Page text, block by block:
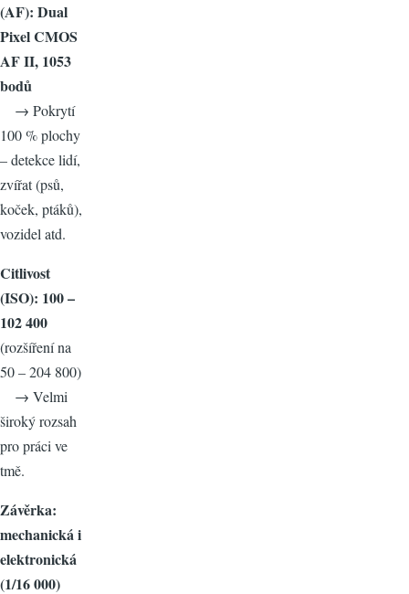
(AF): Dual
Pixel CMOS
AF II, 1053
bodů
→ Pokrytí
100 % plochy
– detekce lidí,
zvířat (psů,
koček, ptáků),
vozidel atd.
Citlivost
(ISO): 100 –
102 400
(rozšíření na
50 – 204 800)
→ Velmi
široký rozsah
pro práci ve
tmě.
Závěrka:
mechanická i
elektronická
(1/16 000)